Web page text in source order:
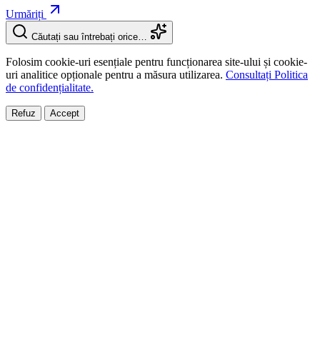
Urmăriți
Căutați sau întrebați orice…
Folosim cookie-uri esențiale pentru funcționarea site-ului și cookie-
uri analitice opționale pentru a măsura utilizarea. Consultați Politica
de confidențialitate.
Refuz Accept